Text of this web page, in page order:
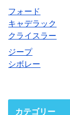
フォード
キャデラック
クライスラー
ジープ
シボレー
カテゴリー